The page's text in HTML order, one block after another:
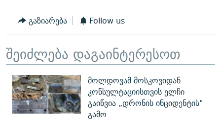
გაზიარება Follow us
შეიძლება დაგაინტერესოთ
მოლდოვამ მოსკოვიდან
კონსულტაციისთვის ელჩი
გაიწვია „დრონის ინციდენტის"
გამო